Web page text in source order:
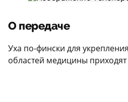
О передаче
Уха по-фински для
областей медицины